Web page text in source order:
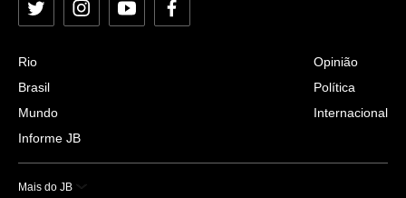
Twitter InstagramYouTubeFacebook
Rio
Brasil
Mundo
Informe JB
Opinião
Política
Internacional
Mais do JB